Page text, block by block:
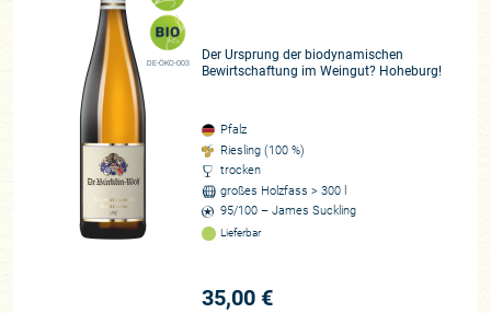
DE-ÖKO-003
Der Ursprung der biodynamischen
Bewirtschaftung im Weingut? Hoheburg!
Pfalz
Riesling (100 %)
trocken
großes Holzfass > 300 l
95/100 – James Suckling
Lieferbar
35,00 €